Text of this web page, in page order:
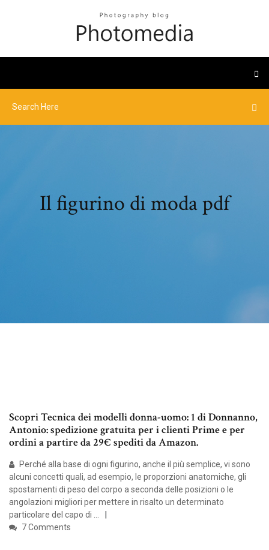
Il figurino di moda pdf
Scopri Tecnica dei modelli donna-uomo: 1 di Donnanno,
Antonio: spedizione gratuita per i clienti Prime e per
ordini a partire da 29€ spediti da Amazon.
Perché alla base di ogni figurino, anche il più semplice, vi sono
alcuni concetti quali, ad esempio, le proporzioni anatomiche, gli
spostamenti di peso del corpo a seconda delle posizioni o le
angolazioni migliori per mettere in risalto un determinato
particolare del capo di …
7 Comments